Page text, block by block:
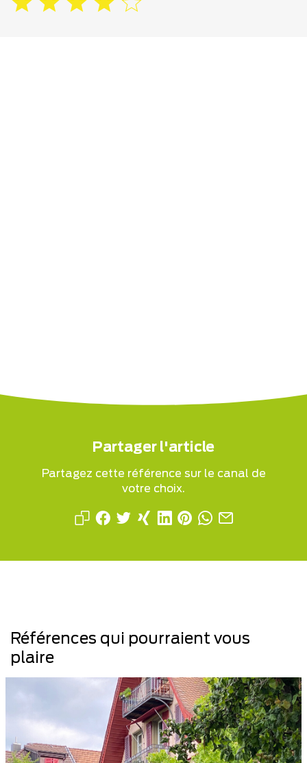
Partager l'article
Partagez cette référence sur le canal de
votre choix.
Références qui pourraient vous
plaire